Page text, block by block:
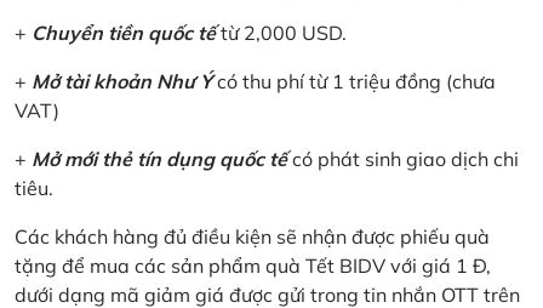
+ Chuyển tiền quốc tếtừ 2,000 USD.
+ Mở tài khoản Như Ýcó thu phí từ 1 triệu đồng (chưa
VAT)
+ Mở mới thẻ tín dụng quốc tếcó phát sinh giao dịch chi
tiêu.
Các khách hàng đủ điều kiện sẽ nhận được phiếu quà
tặng để mua các sản phẩm quà Tết BIDV với giá 1 Đ,
dưới dạng mã giảm giá được gửi trong tin nhắn OTT trên